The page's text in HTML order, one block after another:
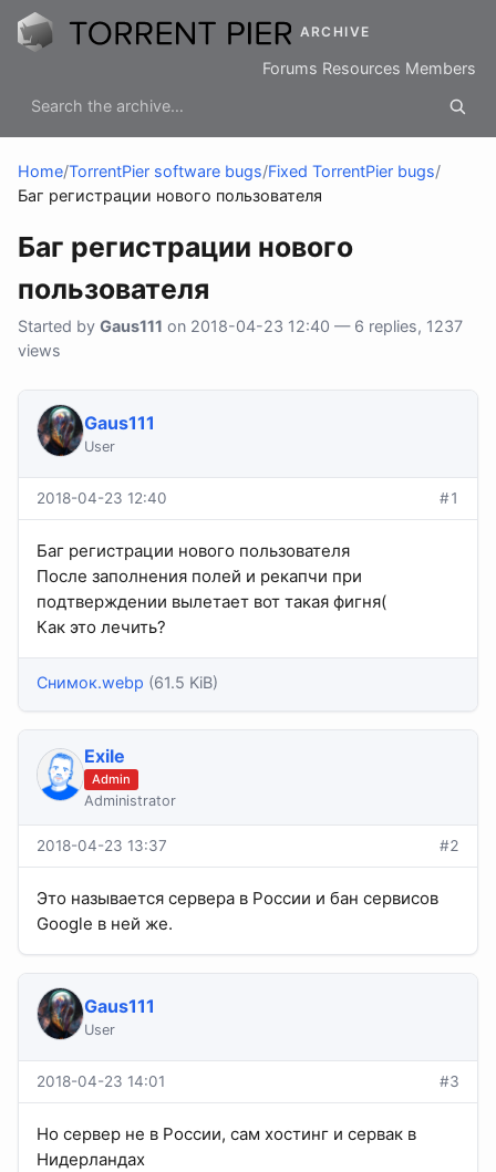
ARCHIVE
Forums Resources Members
Home/TorrentPier software bugs/Fixed TorrentPier bugs/
Баг регистрации нового пользователя
Баг регистрации нового
пользователя
Started by Gaus111 on 2018-04-23 12:40 — 6 replies, 1237
views
Gaus111
User
2018-04-23 12:40 #1
Баг регистрации нового пользователя
После заполнения полей и рекапчи при
подтверждении вылетает вот такая фигня(
Как это лечить?
Снимок.webp (61.5 KiB)
Exile
Admin
Administrator
2018-04-23 13:37 #2
Это называется сервера в России и бан сервисов
Google в ней же.
Gaus111
User
2018-04-23 14:01 #3
Но сервер не в России, сам хостинг и сервак в
Нидерландах